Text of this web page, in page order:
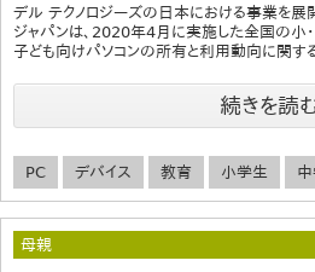
デル テクノロジーズの日本における事業を展
ジャパンは、2020年4月に実施した全国の小
子ども向けパソコンの所有と利用動向に関す
続きを読
PC デバイス 教育 小学生
母親